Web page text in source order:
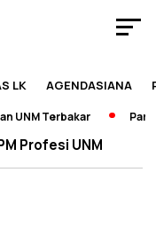
LK AGENDASIANA
UNM Terbakar
Profesi UNM